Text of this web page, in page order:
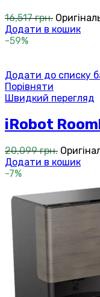
16,517грн.
Додати в кошик
-59%
Додати до списку
Порівняти
Швидкий перегляд
iRobot
20,099грн.
Додати в кошик
-7%